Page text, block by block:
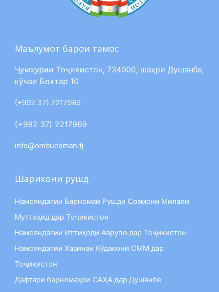
Маълумот барои тамос
Ҷумҳурии Тоҷикистон, 734000, шаҳри Душанбе,
кӯчаи Бохтар 10
(+992 37) 2217989
(+992 37) 2217969
info@ombudsman.tj
Шарикони рушд
Намояндагии Барномаи Рушди Созмони Милали
Муттаҳид дар Тоҷикистон
Намояндагии Иттиҳоди Аврупо дар Тоҷикистон
Намояндагии Хазинаи Кӯдакони СММ дар
Тоҷикистон
Дафтари барномаҳои САҲА дар Душанбе